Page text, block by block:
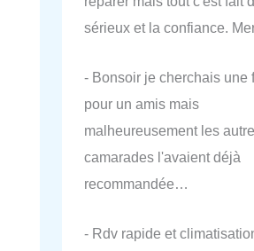
sérieux et la confiance.
- Bonsoir je cherchais une
pour un amis mais
malheureusement les
camarades l'avaient déjà
recommandée…
- Rdv rapide et